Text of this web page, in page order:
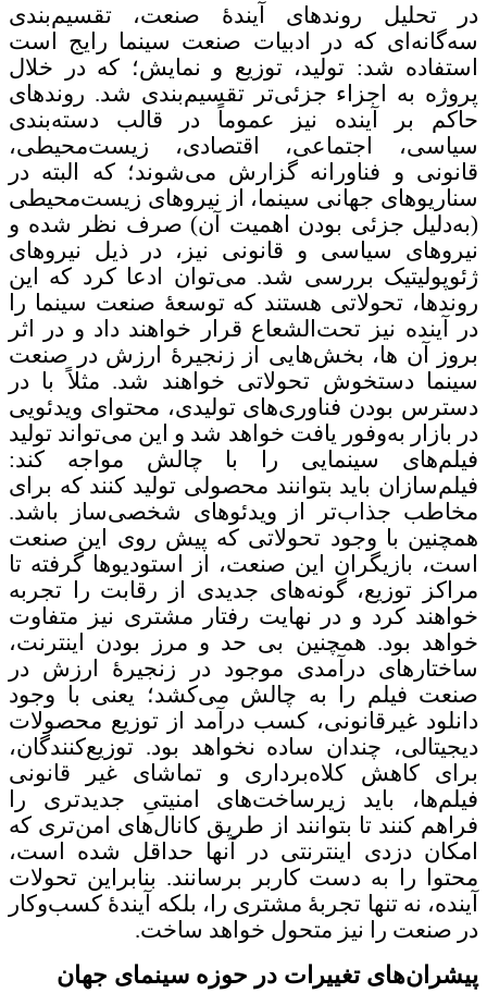
در تحلیل روندهای آیندۀ صنعت، تقسیم‌بندی
سه‌گانه‌ای که در ادبیات صنعت سینما رایج است
استفاده شد: تولید، توزیع و نمایش؛ که در خلال
پروژه به اجزاء جزئی‌تر تقسیم‌بندی شد. روندهای
حاکم بر آینده نیز عموماً در قالب دسته‌بندی
سیاسی، اجتماعی، اقتصادی، زیست‌محیطی،
قانونی و فناورانه گزارش می‌شوند؛ که البته در
سناریوهای جهانی سینما، از نیروهای زیست‌محیطی
(به‌دلیل جزئی بودن اهمیت آن) صرف نظر شده و
نیروهای سیاسی و قانونی نیز، در ذیل نیروهای
ژئوپولیتیک بررسی شد. می‌توان ادعا کرد که این
روندها، تحولاتی هستند که توسعۀ صنعت سینما را
در آینده نیز تحت‌الشعاع قرار خواهند داد و در اثر
بروز آن ها، بخش‌هایی از زنجیرۀ ارزش در صنعت
سینما دستخوش تحولاتی خواهند شد. مثلاً با در
دسترس بودن فناوری‌های تولیدی، محتوای ویدئویی
در بازار به‌وفور یافت خواهد شد و این می‌تواند تولید
فیلم‌های سینمایی را با چالش مواجه کند:
فیلم‌سازان باید بتوانند محصولی تولید کنند که برای
مخاطب جذاب‌تر از ویدئوهای شخصی‌ساز باشد.
همچنین با وجود تحولاتی که پیش روی این صنعت
است، بازیگران این صنعت، از استودیوها گرفته تا
مراکز توزیع، گونه‌های جدیدی از رقابت را تجربه
خواهند کرد و در نهایت رفتار مشتری نیز متفاوت
خواهد بود. همچنین بی حد و مرز بودن اینترنت،
ساختارهای درآمدی موجود در زنجیرۀ ارزش در
صنعت فیلم را به چالش می‌کشد؛ یعنی با وجود
دانلود غیرقانونی، کسب درآمد از توزیع محصولات
دیجیتالی، چندان ساده نخواهد بود. توزیع‌کنندگان،
برای کاهش کلاه‌برداری و تماشای غیر قانونی
فیلم‌ها، باید زیرساخت‌های امنیتیِ جدیدتری را
فراهم کنند تا بتوانند از طریق کانال‌های امن‌تری که
امکان دزدی اینترنتی در آنها حداقل شده است،
محتوا را به دست کاربر برسانند. بنابراین تحولات
آینده، نه تنها تجربۀ مشتری را، بلکه آیندۀ کسب‌وکار
در صنعت را نیز متحول خواهد ساخت.
پیشران‌های تغییرات در حوزه سینمای جهان